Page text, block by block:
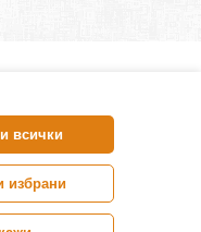
от аптеки
за здравето на
от
всички
избрани